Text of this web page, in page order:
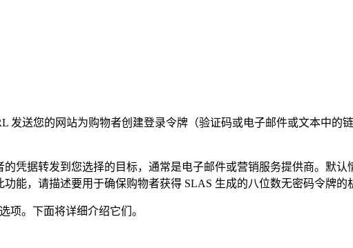
发送您的网站为购物者创建登录令牌（验证码或电子邮件或文本中的
凭据转发到您选择的目标，通常是电子邮件或营销服务提供商。默认
能，请描述要用于确保购物者获得 SLAS 生成的八位数无密码令牌的
项。下面将详细介绍它们。